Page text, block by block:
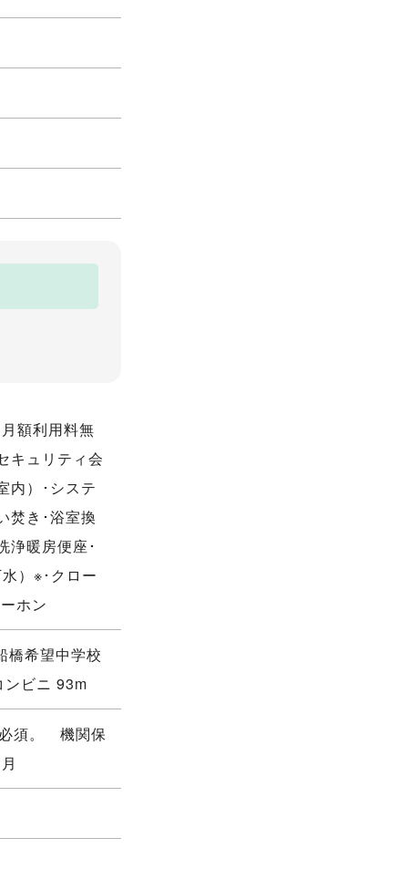
額利用料無
キュリティ会
内）･システ
焚き･浴室換
浄暖房便座･
）※･クロー
ホン
橋希望中学校
ビニ 93m
須。 機関保